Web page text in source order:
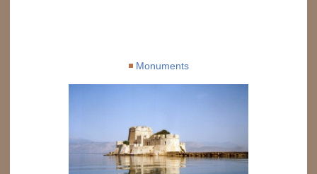
Monuments